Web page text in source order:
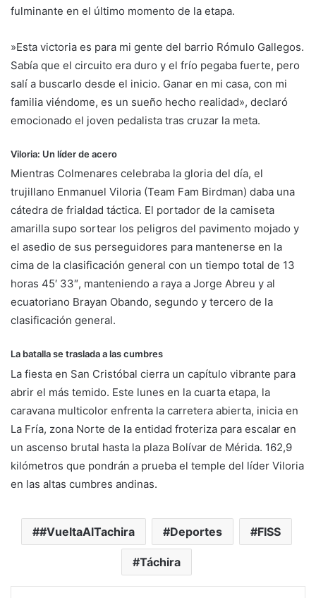
fulminante en el último momento de la etapa.
​»Esta victoria es para mi gente del barrio Rómulo Gallegos.
Sabía que el circuito era duro y el frío pegaba fuerte, pero
salí a buscarlo desde el inicio. Ganar en mi casa, con mi
familia viéndome, es un sueño hecho realidad», declaró
emocionado el joven pedalista tras cruzar la meta.
​Viloria: Un líder de acero
​Mientras Colmenares celebraba la gloria del día, el
trujillano Enmanuel Viloria (Team Fam Birdman) daba una
cátedra de frialdad táctica. El portador de la camiseta
amarilla supo sortear los peligros del pavimento mojado y
el asedio de sus perseguidores para mantenerse en la
cima de la clasificación general con un tiempo total de 13
horas 45′ 33″, manteniendo a raya a Jorge Abreu y al
ecuatoriano Brayan Obando, segundo y tercero de la
clasificación general.
​La batalla se traslada a las cumbres
​La fiesta en San Cristóbal cierra un capítulo vibrante para
abrir el más temido. Este lunes en la cuarta etapa, la
caravana multicolor enfrenta la carretera abierta, inicia en
La Fría, zona Norte de la entidad froteriza para escalar en
un ascenso brutal hasta la plaza Bolívar de Mérida. 162,9
kilómetros que pondrán a prueba el temple del líder Viloria
en las altas cumbres andinas.
#VueltaAlTachira Deportes FISS
Táchira